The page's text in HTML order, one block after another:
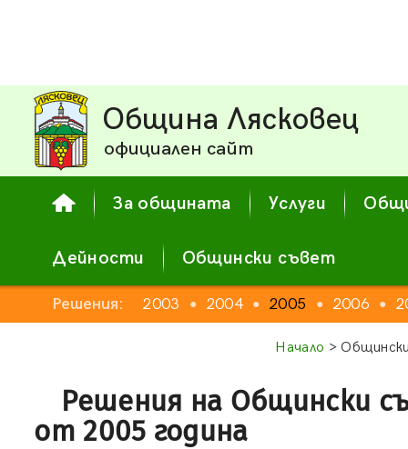
Община Лясковец
официален сайт
За общината Услуги
Дейности Общински съвет
Решения: 2003 ● 2004 ● 2005 ● 2006 ●
Начало >
Решения на Общински
от 2005 година